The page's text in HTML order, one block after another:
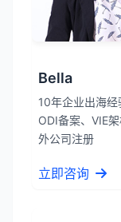
Bella
10年企业出海经
ODI备案、VIE
外公司注册
立即咨询